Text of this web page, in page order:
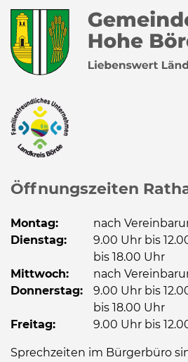
Öffnungszeiten
Montag:
nach
Dienstag:
9.00 Uhr bis
bis 18.00 Uhr
Mittwoch:
nach
Donnerstag: 9.00 Uhr bis
bis 18.00 Uhr
Freitag:
9.00 Uhr bis
Sprechzeiten im Bürgerbüro